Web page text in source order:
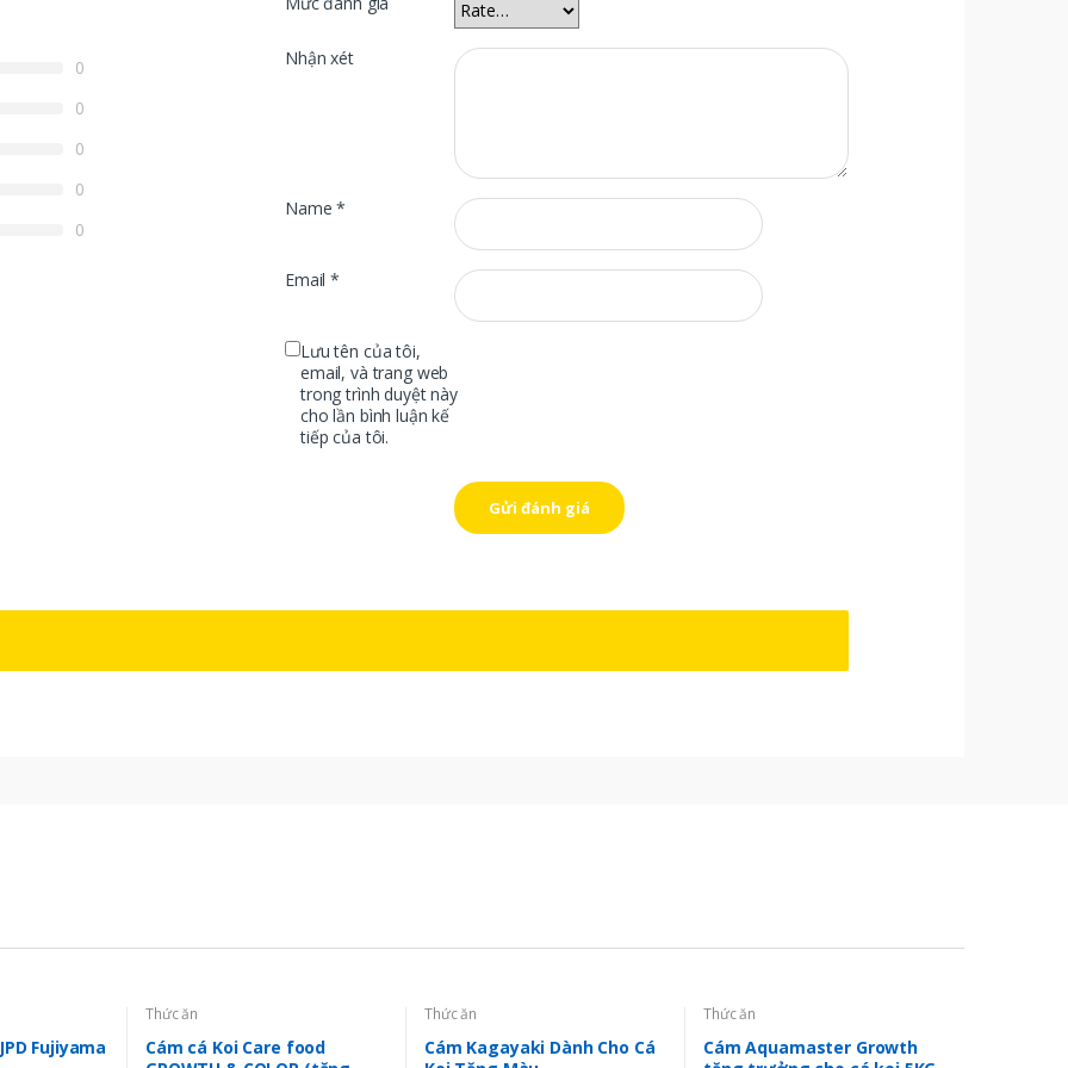
0
0
0
0
0
Nhận xét
Name*
Email*
Lưu tên của tôi,
email, và trang web
trong trình duyệt này
cho lần bình luận kế
tiếp của tôi.
Fujiyama
Thức ăn
Cám cá Koi Care food
Thức ăn
Cám Kagayaki Dành Cho Cá
Thức ăn
Cám Aquamaster Growth